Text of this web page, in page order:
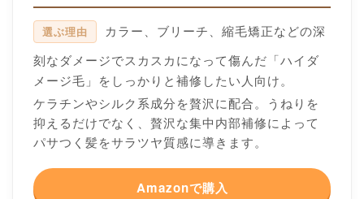
選ぶ理由
カラー、ブリーチ、縮毛矯正などの深
刻なダメージでスカスカになって傷んだ「ハイダ
メージ毛」をしっかりと補修したい人向け。
ケラチンやシルク系成分を贅沢に配合。うねりを
抑えるだけでなく、贅沢な集中内部補修によって
パサつく髪をサラツヤ質感に導きます。
Amazonで購入